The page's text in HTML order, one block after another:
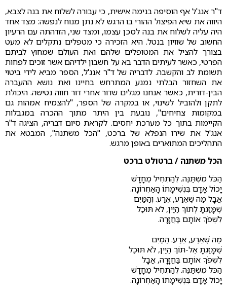
ד"ר אנג'ל אף הוסיפה בנימה אישית, כי עבורה לשלוח את בנה לצבא,
היווה את שיא הפיצול ההורי בו הרגש לא נתן מנוח לנפשה: מצד אחד
היה עליה לשלוח את בנה לסכן עצמו, ומצד שני, הזדהתה עם הרעיון
החשוב של שוויון בנטל. היא הזכירה כי מטפלים נתקלים לא מעט
בצורך להציל את המטופלים שלהם ואת העולם שמחוץ לביתם
הפרטי, כאשר לעיתים הדבר בא על חשבון ילדיהם אשר זוכים לפחות
תשומת לב והקשבה. לדבריה של ד"ר אנג'ל, הספר מביא לידי ביטוי
את השחזור הבלתי נמנע המתרחש בחיינו ואת נושא ההעברה
הבין-דורית, כאשר אנחנו מגלים שדור אחרי דור חווה נטישה. היכולת
לתקן ולהוביל לשינוי, או במקרה של הספר, "להצמיח אמהות גם
במקומות צחיחים", נובעת בין היתר מתוך ההכרה במגבלות
הקיימות בתוך כל מערכת יחסים. לקראת סיום דבריה, הציגה ד"ר
אנג'ל את שירו הנפלא של ברכט, "הכל משתנה", המבטא את
התהליכים המתוארים באופן מרגש.
הכל משתנה / ברטולט ברכט
הַכֹּל מִשְׁתַּנֶּה. לְהַתְחִיל מֵחָדָשׁ
יָכוֹל אָדָם בִּנְשִׁימָתוֹ הָאַחְרוֹנָה.
אֲבָל מַה שֶּׁאֵרַע, אֵרַע. וְהַמַּיִם
שֶׁמָּזַגְתָּ לְתוֹךְ הַיַּיִן, לֹא תּוּכַל
לִשְׁפֹּךְ אוֹתָם בַּחֲזָרָה.
מַה שֶּׁאֵרַע, אֵרַע. הַמַּיִם
שֶׁמָּזַגְתָּ אֶל-תּוֹךְ הַיַּיִן, לֹא תּוּכַל
לִשְׁפֹּךְ אוֹתָם בַּחֲזָרָה, אֲבָל
הַכֹּל מִשְׁתַּנֶּה. לְהַתְחִיל מֵחָדָשׁ
יָכוֹל אָדָם בִּנְשִׁימָתוֹ הָאַחְרוֹנָה.